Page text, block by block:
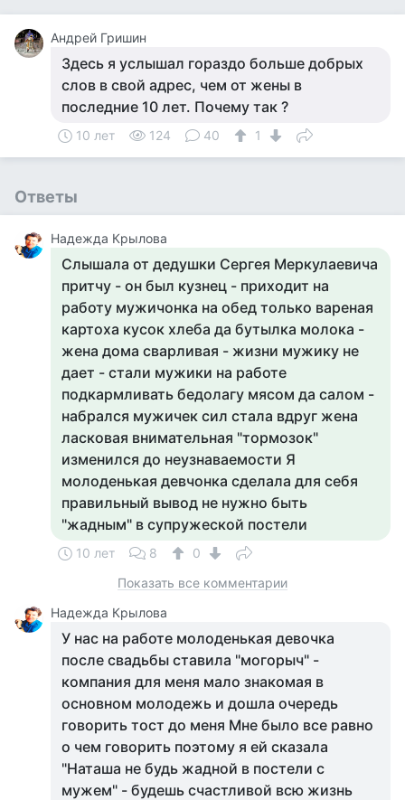
Андрей Гришин
Здесь я услышал гораздо больше добрых
слов в свой адрес, чем от жены в
последние 10 лет. Почему так ?
10 лет 124 40 1
Ответы
Надежда Крылова
Слышала от дедушки Сергея Меркулаевича
притчу - он был кузнец - приходит на
работу мужичонка на обед только вареная
картоха кусок хлеба да бутылка молока -
жена дома сварливая - жизни мужику не
дает - стали мужики на работе
подкармливать бедолагу мясом да салом -
набрался мужичек сил стала вдруг жена
ласковая внимательная "тормозок"
изменился до неузнаваемости Я
молоденькая девчонка сделала для себя
правильный вывод не нужно быть
"жадным" в супружеской постели
10 лет 8
0
Показать все комментарии
Надежда Крылова
У нас на работе молоденькая девочка
после свадьбы ставила "могорыч" -
компания для меня мало знакомая в
основном молодежь и дошла очередь
говорить тост до меня Мне было все равно
о чем говорить поэтому я ей сказала
"Наташа не будь жадной в постели с
мужем" - будешь счастливой всю жизнь